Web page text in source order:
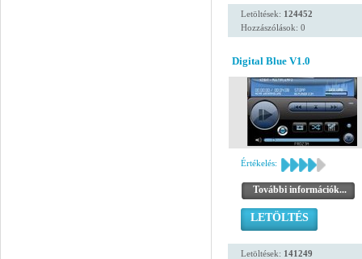
Letöltések: 124452
Hozzászólások: 0
Digital Blue V1.0
Értékelés:
További információk...
LETÖLTÉS
Letöltések: 141249